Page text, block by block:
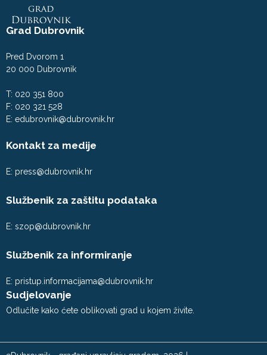
Grad Dubrovnik
Pred Dvorom 1
20 000 Dubrovnik
T: 020 351 800
F: 020 321 528
E: edubrovnik@dubrovnik.hr
Kontakt za medije
E: press@dubrovnik.hr
Službenik za zaštitu podataka
E: szop@dubrovnik.hr
Službenik za informiranje
E: pristup.informacijama@dubrovnik.hr
Sudjelovanje
Odlučite kako ćete oblikovati grad u kojem živite.